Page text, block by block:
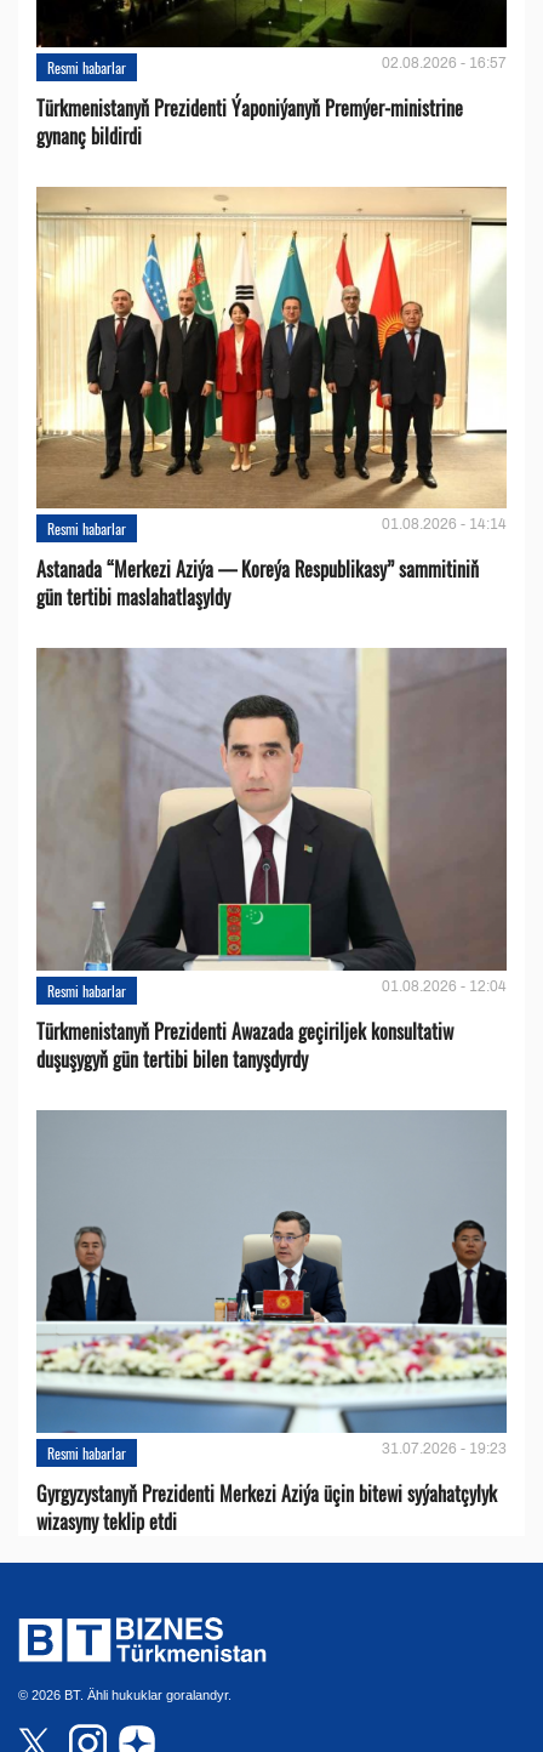
Resmi habarlar 02.08.2026 - 16:57
Türkmenistanyň Prezidenti Ýaponiýanyň Premýer-ministrine
gynanç bildirdi
Resmi habarlar 01.08.2026 - 14:14
Astanada “Merkezi Aziýa — Koreýa Respublikasy” sammitiniň
gün tertibi maslahatlaşyldy
Resmi habarlar 01.08.2026 - 12:04
Türkmenistanyň Prezidenti Awazada geçiriljek konsultatiw
duşuşygyň gün tertibi bilen tanyşdyrdy
Resmi habarlar 31.07.2026 - 19:23
Gyrgyzystanyň Prezidenti Merkezi Aziýa üçin bitewi syýahatçylyk
wizasyny teklip etdi
© 2026 BT. Ähli hukuklar goralandyr.